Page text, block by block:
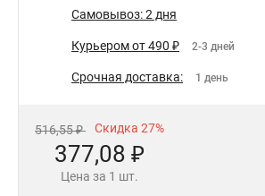
Самовывоз: 2 дня
Курьером от 490 ₽ 2-3 дней
Срочная доставка: 1 день
516,55 ₽ Скидка 27%
377,08 ₽
Цена за 1 шт.